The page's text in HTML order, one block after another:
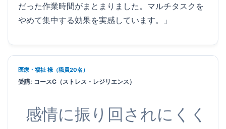
だった作業時間がまとまりました。マルチタスクを
やめて集中する効果を実感しています。」
医療・福祉 様（職員20名）
受講: コースC（ストレス・レジリエンス）
感情に振り回されにくく